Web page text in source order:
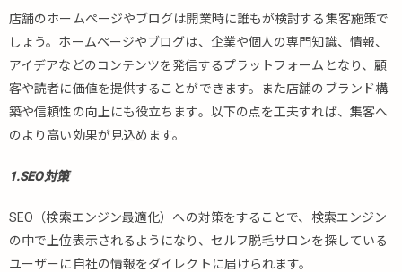
店舗のホームページやブログは開業時に誰もが検討する集客施策で
しょう。ホームページやブログは、企業や個人の専門知識、情報、
アイデアなどのコンテンツを発信するプラットフォームとなり、顧
客や読者に価値を提供することができます。また店舗のブランド構
築や信頼性の向上にも役立ちます。以下の点を工夫すれば、集客へ
のより高い効果が見込めます。
1.SEO対策
SEO（検索エンジン最適化）への対策をすることで、検索エンジン
の中で上位表示されるようになり、セルフ脱毛サロンを探している
ユーザーに自社の情報をダイレクトに届けられます。